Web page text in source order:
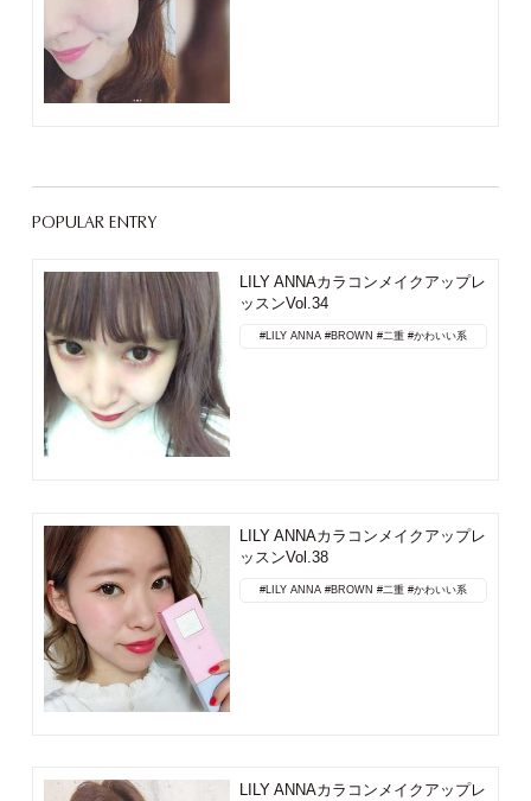
POPULAR ENTRY
LILY ANNAカラコンメイクアップレ
ッスンVol.34
#LILY ANNA #BROWN #二重 #かわいい系
LILY ANNAカラコンメイクアップレ
ッスンVol.38
#LILY ANNA #BROWN #二重 #かわいい系
LILY ANNAカラコンメイクアップレ